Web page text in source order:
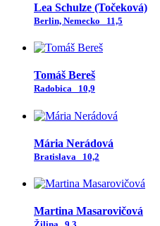
Lea Schulze (Točeková)
Berlin, Nemecko 11,5
Tomáš Bereš
Radobica 10,9
Mária Nerádová
Bratislava 10,2
Martina Masarovičová